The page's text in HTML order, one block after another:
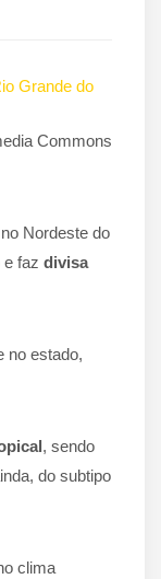
Commons
Nordeste do
e faz divisa
no estado,
, sendo
do subtipo
clima